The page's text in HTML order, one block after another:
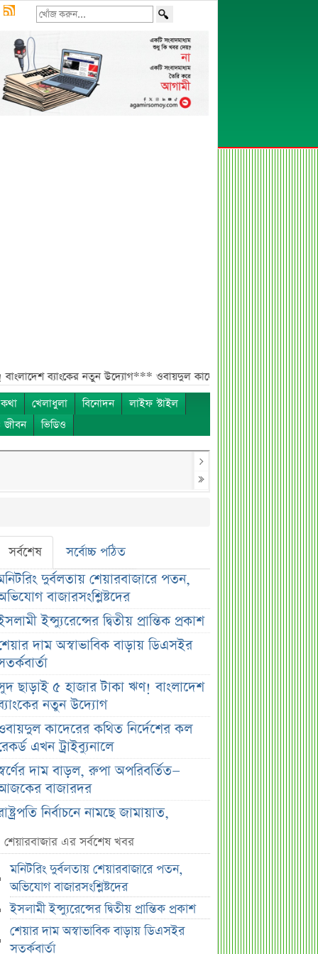
ব্যাংকের নতুন উদ্যোগ*** ওবায়দুল কাদেরের কথিত নির্দেশের কল রেকর্ড এখন
খেলাধুলা বিনোদন
লাইফ স্টাইল
জীবন ভিডিও
সর্বশেষ সর্বোচ্চ পঠিত
দুর্বলতায় শেয়ারবাজারে পতন,
বাজারসংশ্লিষ্টদের
ইন্স্যুরেন্সের দ্বিতীয় প্রান্তিক প্রকাশ
দাম অস্বাভাবিক বাড়ায় ডিএসইর
ছাড়াই ৫ হাজার টাকা ঋণ! বাংলাদেশ
নতুন উদ্যোগ
কাদেরের কথিত নির্দেশের কল
এখন ট্রাইব্যুনালে
দাম বাড়ল, রুপা অপরিবর্তিত—
বাজারদর
নির্বাচনে নামছে জামায়াত,
আলোচনায় যে ৩ নাম
কটাক্ষ করে জিতের মন্তব্য
ভারত সম্পর্কে নতুন সমীকরণ
জিএসপি ইনভেস্টমেন্টের হিসাব-লেনদেন
খতিয়ে দেখবে বিএসইসি
কাছে জামায়াতের ৭ প্রশ্ন
শেয়ারবাজার এর সর্বশেষ খবর
মনিটরিং দুর্বলতায় শেয়ারবাজারে পতন,
অভিযোগ বাজারসংশ্লিষ্টদের
ইসলামী ইন্স্যুরেন্সের দ্বিতীয় প্রান্তিক প্রকাশ
শেয়ার দাম অস্বাভাবিক বাড়ায় ডিএসইর
সতর্কবার্তা